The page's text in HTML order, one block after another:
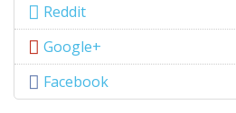
Reddit
Google+
Facebook